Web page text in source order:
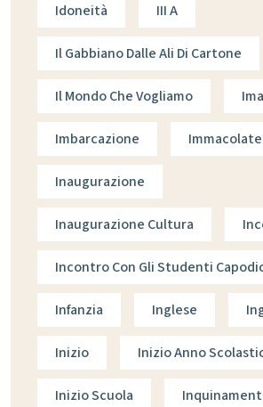
Idoneità III A
Il Gabbiano Dalle Ali Di Cartone
Il Mondo Che Vogliamo
Imbarcazione
Inaugurazione
Inaugurazione Cultura
Incontro Con Gli Studenti
Infanzia Inglese
Inizio Inizio Anno
Inizio Scuola